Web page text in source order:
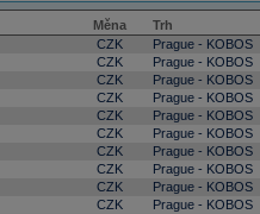
Měna
Trh
CZK
Prague - KOBOS
CZK
Prague - KOBOS
CZK
Prague - KOBOS
CZK
Prague - KOBOS
CZK
Prague - KOBOS
CZK
Prague - KOBOS
CZK
Prague - KOBOS
CZK
Prague - KOBOS
CZK
Prague - KOBOS
CZK
Prague - KOBOS